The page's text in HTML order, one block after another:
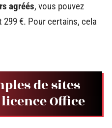
agréés, vous pouvez
€. Pour certains, cela
de sites
Office